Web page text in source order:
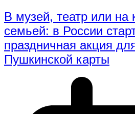
В музей, театр или на
семьей: в России
праздничная акция
Пушкинской карты